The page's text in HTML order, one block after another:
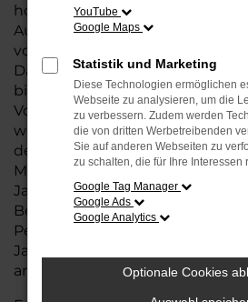
hohen Wertigkeit und den
Ausstattungen profitieren
vollen Neuwagenpreis zu zahlen.
Dank der sorgfältigen Wartung
bieten diese Fahrzeuge
Vorteile wie ein Neuwagen,
wesentlich besseren Preis-
der Nähe von Bremervörde
Möglichkeit, aus einer breiten
Jahreswagen zu wählen, die
Bedürfnisse abgestimmt sind.
Pendelverkehr oder für längere
Jahreswagen von Škoda erfüllt
an Komfort, Sicherheit und
YouTube
Google Maps
Statistik und Marketing
Diese Technologien ermöglichen
Webseite zu analysieren, um die
zu verbessern. Zudem werden
die von dritten Werbetreibenden
Sie auf anderen Webseiten zu
zu schalten, die für Ihre Interessen
Google Tag Manager
Google Ads
Google Analytics
Optionale Cookies